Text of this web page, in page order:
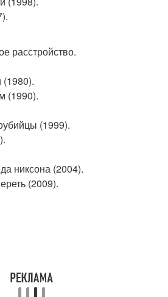
расстройство.
(1990).
(1999).
никсона (2004).
(2009).